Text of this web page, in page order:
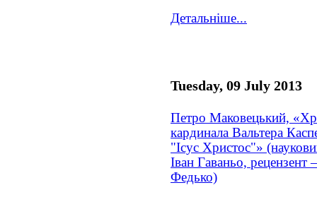
Детальніше...
Tuesday, 09 July 2013
Петро Маковецький,
кардинала Вальтера
"Ісус Христос"»
Іван Гаваньо,
Федько)